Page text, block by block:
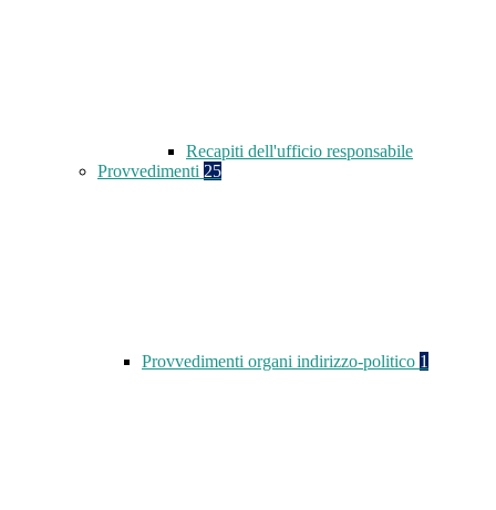
Recapiti dell'ufficio responsabile
Provvedimenti 25
Provvedimenti organi indirizzo-politico 1